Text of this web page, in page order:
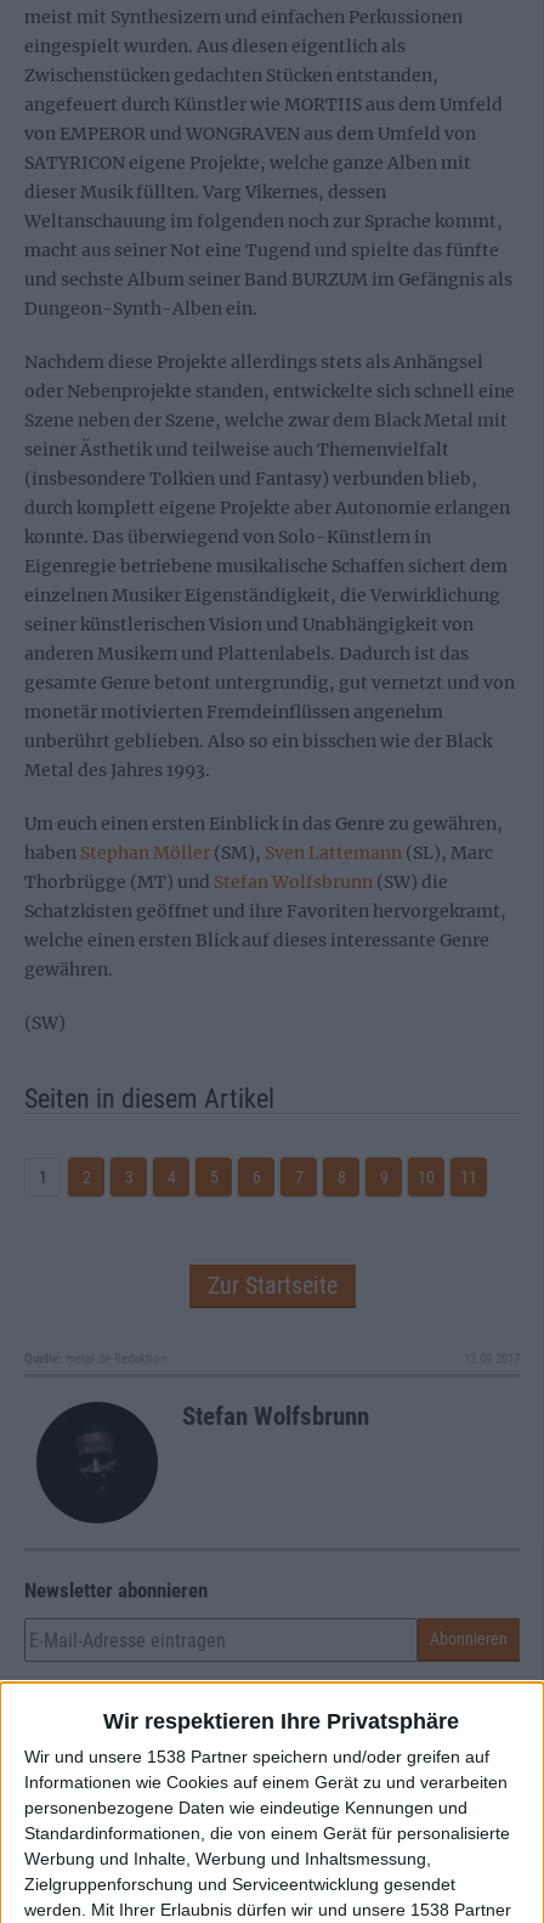
Wir respektieren Ihre Privatsphäre
Wir und unsere 1538 Partner speichern und/oder greifen auf
Informationen wie Cookies auf einem Gerät zu und verarbeiten
personenbezogene Daten wie eindeutige Kennungen und
Standardinformationen, die von einem Gerät für personalisierte
Werbung und Inhalte, Werbung und Inhaltsmessung,
Zielgruppenforschung und Serviceentwicklung gesendet
werden.
Mit Ihrer Erlaubnis dürfen wir und unsere 1538 Partner
meist mit Synthesizern und einfachen Perkussionen
eingespielt wurden. Aus diesen eigentlich als
Zwischenstücken gedachten Stücken entstanden,
angefeuert durch Künstler wie MORTIIS aus dem Umfeld
von EMPEROR und WONGRAVEN aus dem Umfeld von
SATYRICON eigene Projekte, welche ganze Alben mit
dieser Musik füllten. Varg Vikernes, dessen
Weltanschauung im folgenden noch zur Sprache kommt,
macht aus seiner Not eine Tugend und spielte das fünfte
und sechste Album seiner Band BURZUM im Gefängnis als
Dungeon-Synth-Alben ein.
Nachdem diese Projekte allerdings stets als Anhängsel
oder Nebenprojekte standen, entwickelte sich schnell eine
Szene neben der Szene, welche zwar dem Black Metal mit
seiner Ästhetik und teilweise auch Themenvielfalt
(insbesondere Tolkien und Fantasy) verbunden blieb,
durch komplett eigene Projekte aber Autonomie erlangen
konnte. Das überwiegend von Solo-Künstlern in
Eigenregie betriebene musikalische Schaffen sichert dem
einzelnen Musiker Eigenständigkeit, die Verwirklichung
seiner künstlerischen Vision und Unabhängigkeit von
anderen Musikern und Plattenlabels. Dadurch ist das
gesamte Genre betont untergrundig, gut vernetzt und von
monetär motivierten Fremdeinflüssen angenehm
unberührt geblieben. Also so ein bisschen wie der Black
Metal des Jahres 1993.
Um euch einen ersten Einblick in das Genre zu gewähren,
haben Stephan Möller (SM), Sven Lattemann (SL), Marc
Thorbrügge (MT) und Stefan Wolfsbrunn (SW) die
Schatzkisten geöffnet und ihre Favoriten hervorgekramt,
welche einen ersten Blick auf dieses interessante Genre
gewähren.
(SW)
Seiten in diesem Artikel
1 2 3 4 5 6 7 8 9 10 11
Zur Startseite
Stefan Wolfsbrunn
Newsletter abonnieren
Mehr zu ...
BANDS MORTIIS
SUMMONING